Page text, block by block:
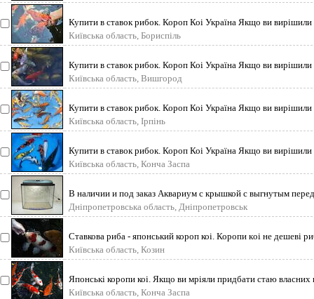
Купити в ставок рибок. Короп Коі Україна Якщо ви
Київська область, Бориспіль
Купити в ставок рибок. Короп Коі Україна Якщо ви
Київська область, Вишгород
Купити в ставок рибок. Короп Коі Україна Якщо ви
Київська область, Ірпінь
Купити в ставок рибок. Короп Коі Україна Якщо ви
Київська область, Конча Заспа
В наличии и под заказ Аквариум с крышкой с выгнутым
Дніпропетровська область, Дніпропетровськ
Ставкова риба - японський короп коі. Коропи кoі не дешеві
Київська область, Козин
Японські коропи коі. Якщо ви мріяли придбати стаю власних
Київська область, Конча Заспа